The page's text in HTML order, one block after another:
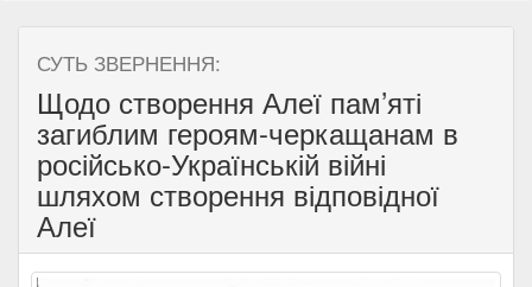
СУТЬ ЗВЕРНЕННЯ:
Щодо створення Алеї пам’яті
загиблим героям-черкащанам в
російсько-Українській війні
шляхом створення відповідної
Алеї